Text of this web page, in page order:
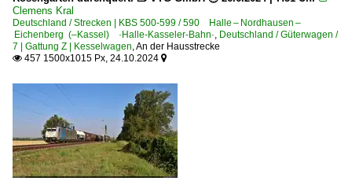
Clemens Kral
Deutschland / Strecken | KBS 500-599 / 590 Halle – Nordhausen –
Eichenberg (–Kassel) ·Halle-Kasseler-Bahn·, Deutschland / Güterwagen /
7 | Gattung Z | Kesselwagen,An der Hausstrecke
 457 1500x1015 Px, 24.10.2024 